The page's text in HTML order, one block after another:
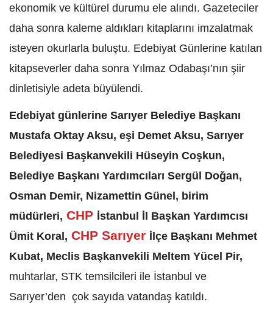
ekonomik ve kültürel durumu ele alındı. Gazeteciler
daha sonra kaleme aldıkları kitaplarını imzalatmak
isteyen okurlarla buluştu. Edebiyat Günlerine katılan
kitapseverler daha sonra Yılmaz Odabaşı’nın şiir
dinletisiyle adeta büyülendi.
Edebiyat günlerine Sarıyer Belediye Başkanı
Mustafa Oktay Aksu, eşi Demet Aksu, Sarıyer
Belediyesi Başkanvekili Hüseyin Coşkun,
Belediye Başkanı Yardımcıları Sergül Doğan,
Osman Demir, Nizamettin Günel, birim
müdürleri, CHP İstanbul İl Başkan Yardımcısı
Ümit Koral, CHP Sarıyer İlçe Başkanı Mehmet
Kubat, Meclis Başkanvekili Meltem Yücel Pir,
muhtarlar, STK temsilcileri ile İstanbul ve
Sarıyer’den çok sayıda vatandaş katıldı.